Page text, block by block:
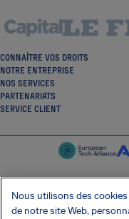
CONNAÎTRE VOS DROITS
NOTRE ENTREPRISE
NOS SERVICES
PARTENARIATS
SERVICE CLIENT
Nous utilisons des
de notre site Web,